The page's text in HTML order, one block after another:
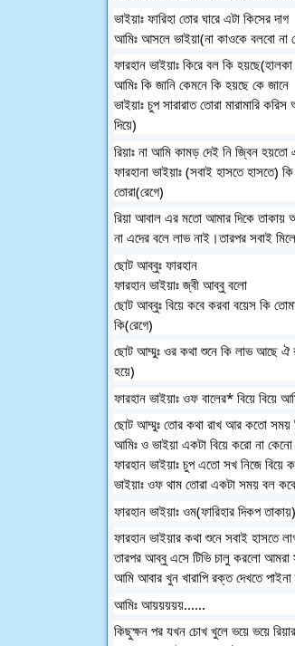
ভাইয়াঃ ফারিহা তোর ঘারে এটা কিসের দাগ
আমিঃ আসলে ভাইয়া(না কাওকে বলবো না
ফারহান ভাইয়াঃ কিরে বল কি হয়ছে(হালকা
আমিঃ কি জানি কেমনে কি হয়ছে কে জানে
ভাইয়াঃ চুপ সারারাত তোরা মারামারি
দিয়ে)
রিয়াঃ না আমি কামড় দেই নি জ্বিন
ফারহানা ভাইয়াঃ (সবাই হাসতে হাসতে)
তোরা(রেগে)
রিয়া আবাল এর মতো আমার দিকে তাকায়
না এদের বলে লাভ নাই।তারপর সবাই
ছোট আব্বুঃ ফারহান
ফারহান ভাইয়াঃ জ্বী আব্বু বলো
ছোট আব্বুঃ বিয়ে কবে করবা বয়েস কি
কি(রেগে)
ছোট আম্মুঃ ওর কথা শুনে কি লাভ আছে ঐ
হয়ে)
ফারহান ভাইয়াঃ ওফ বালের* বিয়ে বিয়ে
ছোট আম্মুঃ তোর কথা রাখ আর কতো সময়
আমিঃ ও ভাইয়া একটা বিয়ে করো না
ফারহান ভাইয়াঃ চুপ এতো সখ নিজে বিয়ে
ভাইয়াঃ ওফ থাম তোরা একটা সময় বল
ফারহান ভাইয়াঃ ওম(ফারিহার দিকপ
ফারহান ভাইয়ার কথা শুনে সবাই হাসতে
তারপর আব্বু এসে টিভি চালু করলো আমরা
আমি আবার খুন খারাপি রক্ত দেখতে
আমিঃ আয়য়য়য়য়......
কিছুক্ষন পর যখন চোখ খুলে ভয়ে ভয়ে